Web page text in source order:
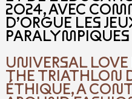
2024, AVEC
D’ORGUE LES
UNIVERSAL
THE TRIATHLON
ÉTHIQUE, A